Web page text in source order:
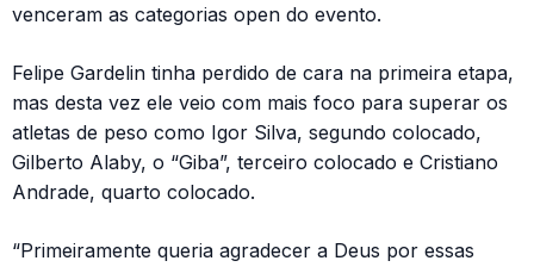
venceram as categorias open do evento.
Felipe Gardelin tinha perdido de cara na primeira etapa,
mas desta vez ele veio com mais foco para superar os
atletas de peso como Igor Silva, segundo colocado,
Gilberto Alaby, o “Giba”, terceiro colocado e Cristiano
Andrade, quarto colocado.
“Primeiramente queria agradecer a Deus por essas